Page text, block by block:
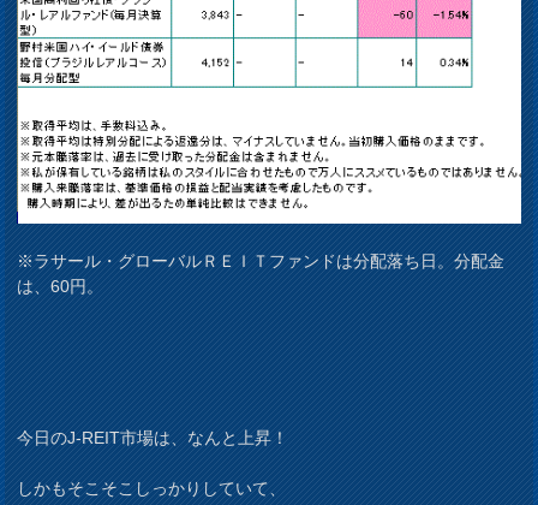
※ラサール・グローバルＲＥＩＴファンドは分配落ち日。分配金
は、60円。
今日のJ-REIT市場は、なんと上昇！
しかもそこそこしっかりしていて、